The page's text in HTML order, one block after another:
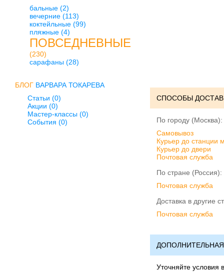
бальные (2)
вечерние (113)
коктейльные (99)
пляжные (4)
ПОВСЕДНЕВНЫЕ
(230)
сарафаны (28)
БЛОГ ВАРВАРА ТОКАРЕВА
Статьи (0)
Акции (0)
Мастер-классы (0)
События (0)
СПОСОБЫ
По городу (Москва):
Cамовывоз
Курьер до станции
Курьер до двери
Почтовая служба
По стране (Россия):
Почтовая служба
Доставка в другие
Почтовая служба
Уточняйте условия